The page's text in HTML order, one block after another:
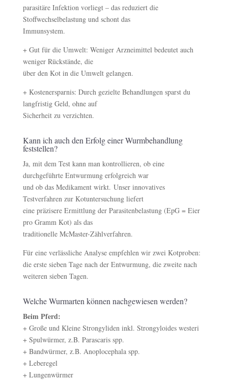
parasitäre Infektion vorliegt – das reduziert die
Stoffwechselbelastung und schont das
Immunsystem.
+ Gut für die Umwelt: Weniger Arzneimittel bedeutet auch
weniger Rückstände, die
über den Kot in die Umwelt gelangen.
+ Kostenersparnis: Durch gezielte Behandlungen sparst du
langfristig Geld, ohne auf
Sicherheit zu verzichten.
Kann ich auch den Erfolg einer Wurmbehandlung
feststellen?
Ja, mit dem Test kann man kontrollieren, ob eine
durchgeführte Entwurmung erfolgreich war
und ob das Medikament wirkt. Unser innovatives
Testverfahren zur Kotuntersuchung liefert
eine präzisere Ermittlung der Parasitenbelastung (EpG = Eier
pro Gramm Kot) als das
traditionelle McMaster-Zählverfahren.
Für eine verlässliche Analyse empfehlen wir zwei Kotproben:
die erste sieben Tage nach der Entwurmung, die zweite nach
weiteren sieben Tagen.
Welche Wurmarten können nachgewiesen werden?
Beim Pferd:
+ Große und Kleine Strongyliden inkl. Strongyloides westeri
+ Spulwürmer, z.B. Parascaris spp.
+ Bandwürmer, z.B. Anoplocephala spp.
+ Leberegel
+ Lungenwürmer